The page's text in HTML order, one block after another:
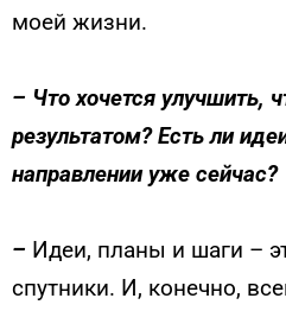
моей жизни.
– Что хочется улучшить,
результатом? Есть ли
направлении уже сейчас?
– Идеи, планы и шаги –
спутники. И, конечно,